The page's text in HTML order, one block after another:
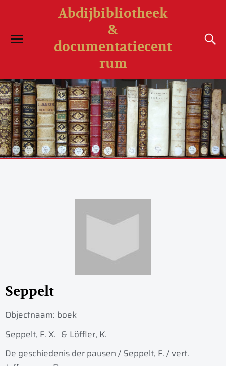
Abdijbibliotheek
&
documentatiecent
rum
Seppelt
Objectnaam: boek
Seppelt, F. X. & Löffler, K.
De geschiedenis der pausen / Seppelt, F. / vert.